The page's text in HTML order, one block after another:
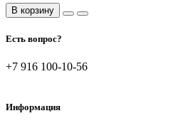
В корзину
Есть вопрос?
+7 916 100-10-56
Информация